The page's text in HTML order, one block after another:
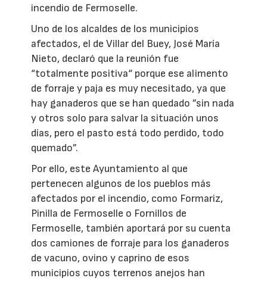
incendio de Fermoselle.
Uno de los alcaldes de los municipios
afectados, el de Villar del Buey, José María
Nieto, declaró que la reunión fue
“totalmente positiva“ porque ese alimento
de forraje y paja es muy necesitado, ya que
hay ganaderos que se han quedado ”sin nada
y otros solo para salvar la situación unos
días, pero el pasto está todo perdido, todo
quemado”.
Por ello, este Ayuntamiento al que
pertenecen algunos de los pueblos más
afectados por el incendio, como Formariz,
Pinilla de Fermoselle o Fornillos de
Fermoselle, también aportará por su cuenta
dos camiones de forraje para los ganaderos
de vacuno, ovino y caprino de esos
municipios cuyos terrenos anejos han